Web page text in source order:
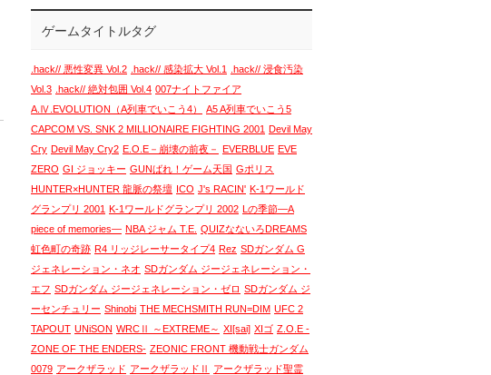
ゲームタイトルタグ
.hack// 悪性変異 Vol.2 .hack// 感染拡大 Vol.1
.hack// 浸食汚染
Vol.3 .hack// 絶対包囲 Vol.4 007ナイトファイア
A.Ⅳ.EVOLUTION（A列車でいこう4）
A5 A列車でいこう5
CAPCOM VS. SNK 2 MILLIONAIRE FIGHTING 2001 Devil May
Cry Devil May Cry2 E.O.E－崩壊の前夜－ EVERBLUE EVE
ZERO GI ジョッキー GUNばれ！ゲーム天国 Gポリス
HUNTER×HUNTER 龍脈の祭壇 ICO J's RACIN' K-1ワールド
グランプリ 2001 K-1ワールドグランプリ 2002 Lの季節―A
piece of memories― NBA ジャム T.E. QUIZなないろDREAMS
虹色町の奇跡 R4 リッジレーサータイプ4 Rez SDガンダム G
ジェネレーション・ネオ SDガンダム ジージェネレーション・
エフ SDガンダム ジージェネレーション・ゼロ SDガンダム ジ
ーセンチュリー Shinobi THE MECHSMITH RUN=DIM UFC 2
TAPOUT UNiSON WRCⅡ ～EXTREME～ XI[sai] XIゴ Z.O.E -
ZONE OF THE ENDERS- ZEONIC FRONT 機動戦士ガンダム
0079 アークザラッド アークザラッドⅡ
アークザラッド聖霊